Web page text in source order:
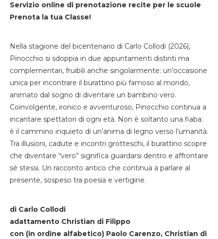
Servizio online di prenotazione recite per le scuole
Prenota la tua Classe!
Nella stagione del bicentenario di Carlo Collodi (2026),
Pinocchio si sdoppia in due appuntamenti distinti ma
complementari, fruibili anche singolarmente: un’occasione
unica per incontrare il burattino più famoso al mondo,
animato dal sogno di diventare un bambino vero.
Coinvolgente, ironico e avventuroso, Pinocchio continua a
incantare spettatori di ogni età. Non è soltanto una fiaba:
è il cammino inquieto di un’anima di legno verso l’umanità.
Tra illusioni, cadute e incontri grotteschi, il burattino scopre
che diventare “vero” significa guardarsi dentro e affrontare
sé stessi. Un racconto antico che continua a parlare al
presente, sospeso tra poesia e vertigine.
di Carlo Collodi
adattamento Christian di Filippo
con (in ordine alfabetico) Paolo Carenzo, Christian di